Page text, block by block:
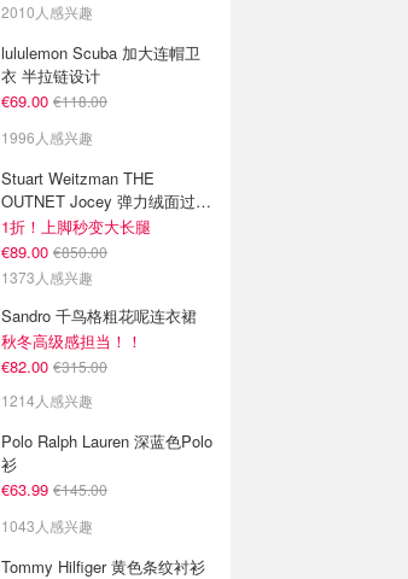
2010人感兴趣
lululemon Scuba 加大连帽卫
衣 半拉链设计
€69.00 €118.00
1996人感兴趣
Stuart Weitzman THE
OUTNET Jocey 弹力绒面过膝
靴
1折！上脚秒变大长腿
€89.00 €850.00
1373人感兴趣
Sandro 千鸟格粗花呢连衣裙
秋冬高级感担当！！
€82.00 €315.00
1214人感兴趣
Polo Ralph Lauren 深蓝色Polo
衫
€63.99 €145.00
1043人感兴趣
Tommy Hilfiger 黄色条纹衬衫